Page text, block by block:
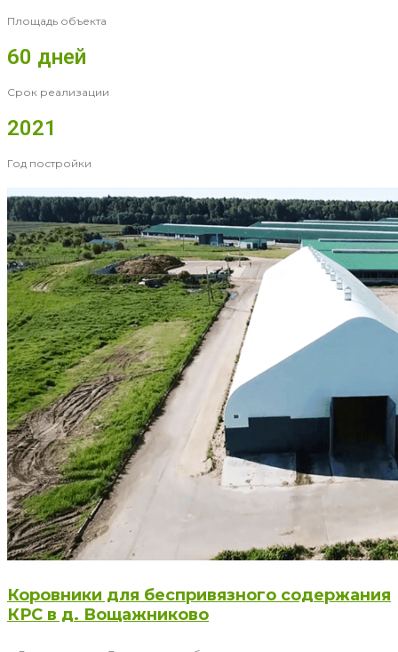
Площадь объекта
60 дней
Срок реализации
2021
Год постройки
Коровники для беспривязного содержания
КРС в д. Вощажниково